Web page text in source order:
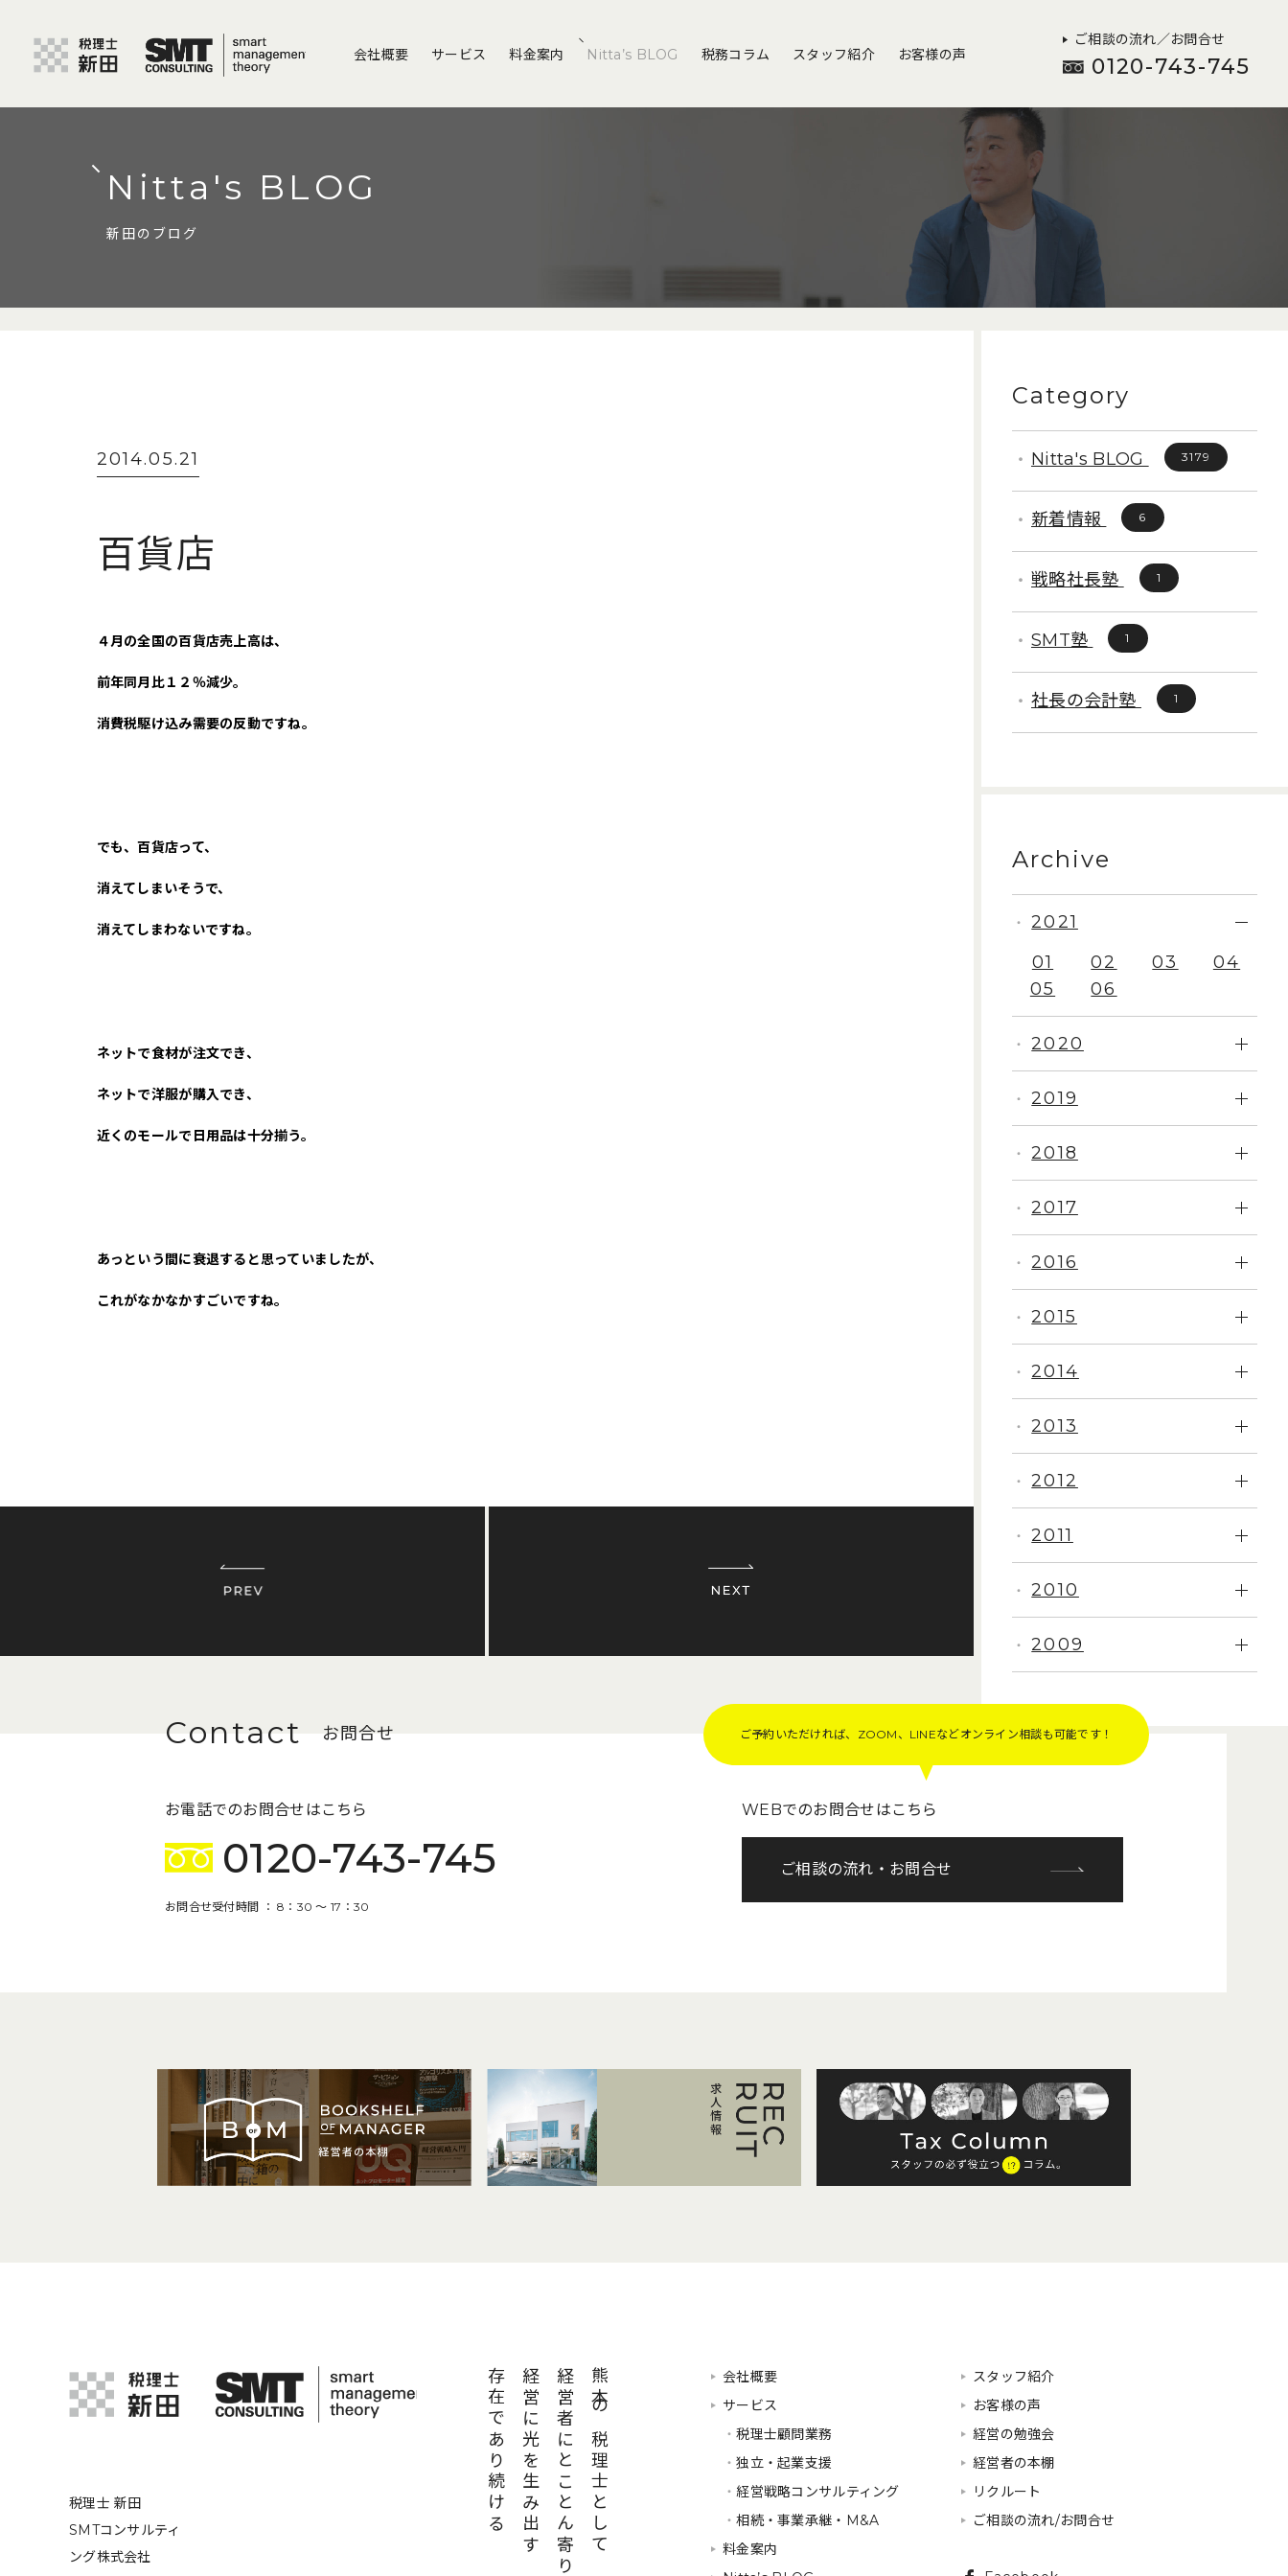
会社概要 サービス 料金案内 Nitta’s BLOG 税務コラム スタッフ紹介 お客様の声
ご相談の流れ／お問合せ
0120-743-745
Nitta's BLOG
新田のブログ
2014.05.21
百貨店
４月の全国の百貨店売上高は、
前年同月比１２％減少。
消費税駆け込み需要の反動ですね。
でも、百貨店って、
消えてしまいそうで、
消えてしまわないですね。
ネットで食材が注文でき、
ネットで洋服が購入でき、
近くのモールで日用品は十分揃う。
あっという間に衰退すると思っていましたが、
これがなかなかすごいですね。
Category
Nitta's BLOG 3179
新着情報 6
戦略社長塾 1
SMT塾 1
社長の会計塾 1
Archive
・ 2009
・ 2010
・ 2011
・ 2012
・ 2013
・ 2014
・ 2015
・ 2016
・ 2017
・ 2018
・ 2019
・ 2020
・
2021
01
02 03
04
05
06
お問合せ
お電話でのお問合せはこちら
0120-743-745
お問合せ受付時間 ： 8：30 〜 17：30
WEBでのお問合せはこちら
ご予約いただければ、ZOOM、LINEなどオンライン相談も可能です！
ご相談の流れ・お問合せ
熊本の税理士として
経営者にとことん寄り添い
経営に光を生み出す
存在であり続ける
税理士 新田
SMTコンサルティ
ング株式会社
会社概要
サービス
・税理士顧問業務
・独立・起業支援
・経営戦略コンサルティング
・相続・事業承継・M&A
料金案内
スタッフ紹介
お客様の声
経営の勉強会
経営者の本棚
リクルート
ご相談の流れ/お問合せ